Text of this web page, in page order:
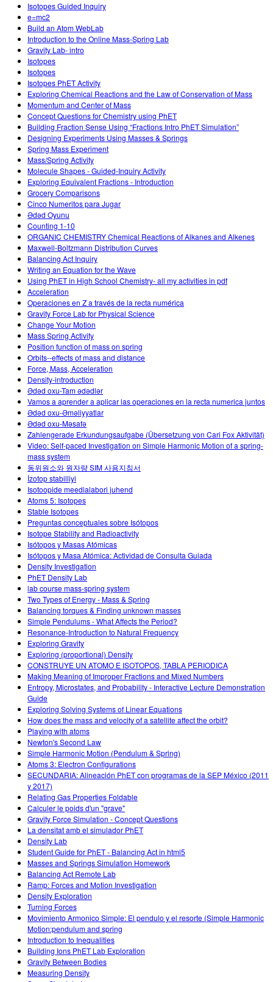
Isotopes Guided Inquiry
e=mc2
Build an Atom WebLab
Introduction to the Online Mass-Spring Lab
Gravity Lab- intro
Isotopes
Isotopes
Isotopes PhET Activity
Exploring Chemical Reactions and the Law of Conservation of Mass
Momentum and Center of Mass
Concept Questions for Chemistry using PhET
Building Fraction Sense Using “Fractions Intro PhET Simulation”
Designing Experiments Using Masses & Springs
Spring Mass Experiment
Mass/Spring Activity
Molecule Shapes - Guided-Inquiry Activity
Exploring Equivalent Fractions - Introduction
Grocery Comparisons
Cinco Numeritos para Jugar
Ədəd Oyunu
Counting 1-10
ORGANIC CHEMISTRY Chemical Reactions of Alkanes and Alkenes
Maxwell-Boltzmann Distribution Curves
Balancing Act Inquiry
Writing an Equation for the Wave
Using PhET in High School Chemistry- all my activities in pdf
Acceleration
Operaciones en Z a través de la recta numérica
Gravity Force Lab for Physical Science
Change Your Motion
Mass Spring Activity
Position function of mass on spring
Orbits--effects of mass and distance
Force, Mass, Acceleration
Density-introduction
Ədəd oxu-Tam ədədlər
Vamos a aprender a aplicar las operaciones en la recta numerica juntos
Ədəd oxu-Əməliyyatlar
Ədəd oxu-Məsafə
Zahlengerade Erkundungsaufgabe (Übersetzung von Cari Fox Aktivität)
Video: Self-paced Investigation on Simple Harmonic Motion of a spring-
mass system
동위원소와 원자량 SIM 사용지침서
İzotop stabilliyi
Isotoopide meedialabori juhend
Atoms 5: Isotopes
Stable Isotopes
Preguntas conceptuales sobre Isótopos
Isotope Stability and Radioactivity
Isótopos y Masas Atómicas
Isótopos y Masa Atómica: Actividad de Consulta Guiada
Density Investigation
PhET Density Lab
lab course mass-spring system
Two Types of Energy - Mass & Spring
Balancing torques & Finding unknown masses
Simple Pendulums - What Affects the Period?
Resonance-Introduction to Natural Frequency
Exploring Gravity
Exploring (proportional) Density
CONSTRUYE UN ATOMO E ISOTOPOS, TABLA PERIODICA
Making Meaning of Improper Fractions and Mixed Numbers
Entropy, Microstates, and Probability - Interactive Lecture Demonstration
Guide
Exploring Solving Systems of Linear Equations
How does the mass and velocity of a satellite affect the orbit?
Playing with atoms
Newton's Second Law
Simple Harmonic Motion (Pendulum & Spring)
Atoms 3: Electron Configurations
SECUNDARIA: Alineación PhET con programas de la SEP México (2011
y 2017)
Relating Gas Properties Foldable
Calculer le poids d'un "grave"
Gravity Force Simulation - Concept Questions
La densitat amb el simulador PhET
Density Lab
Student Guide for PhET - Balancing Act in html5
Masses and Springs Simulation Homework
Balancing Act Remote Lab
Ramp: Forces and Motion Investigation
Density Exploration
Turning Forces
Movimiento Armonico Simple: El pendulo y el resorte (Simple Harmonic
Motion:pendulum and spring
Introduction to Inequalities
Building Ions PhET Lab Exploration
Gravity Between Bodies
Measuring Density